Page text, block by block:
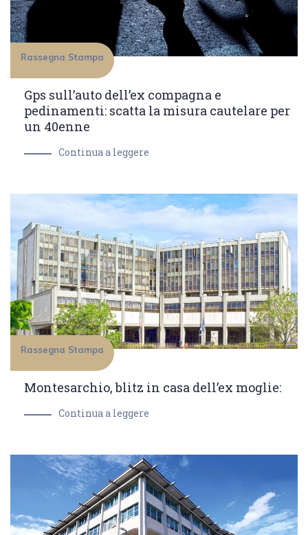
Rassegna Stampa
Gps sull’auto dell’ex compagna e
pedinamenti: scatta la misura cautelare per
un 40enne
Continua a leggere
Rassegna Stampa
Montesarchio, blitz in casa dell’ex moglie:
Continua a leggere